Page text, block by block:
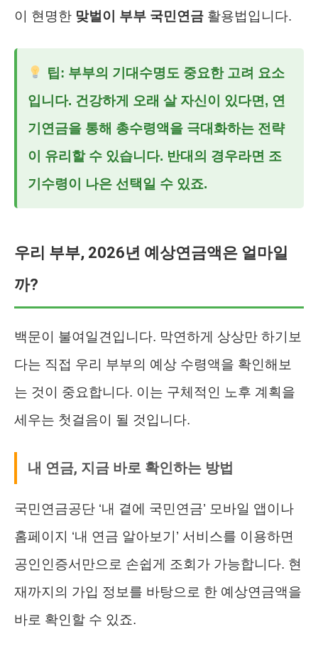
이 현명한 맞벌이 부부 국민연금 활용법입니다.
팁: 부부의 기대수명도 중요한 고려 요소
입니다. 건강하게 오래 살 자신이 있다면, 연
기연금을 통해 총수령액을 극대화하는 전략
이 유리할 수 있습니다. 반대의 경우라면 조
기수령이 나은 선택일 수 있죠.
우리 부부, 2026년 예상연금액은 얼마일
까?
백문이 불여일견입니다. 막연하게 상상만 하기보
다는 직접 우리 부부의 예상 수령액을 확인해보
는 것이 중요합니다. 이는 구체적인 노후 계획을
세우는 첫걸음이 될 것입니다.
내 연금, 지금 바로 확인하는 방법
국민연금공단 ‘내 곁에 국민연금’ 모바일 앱이나
홈페이지 ‘내 연금 알아보기’ 서비스를 이용하면
공인인증서만으로 손쉽게 조회가 가능합니다. 현
재까지의 가입 정보를 바탕으로 한 예상연금액을
바로 확인할 수 있죠.